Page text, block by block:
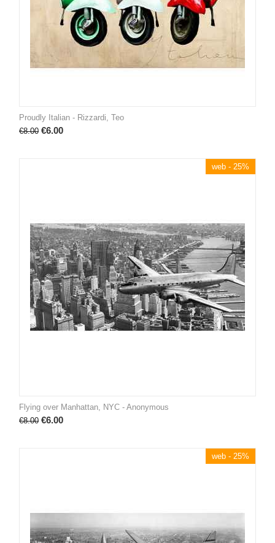
Proudly Italian - Rizzardi, Teo
€8.00 €6.00
web - 25%
Flying over Manhattan, NYC - Anonymous
€8.00 €6.00
web - 25%